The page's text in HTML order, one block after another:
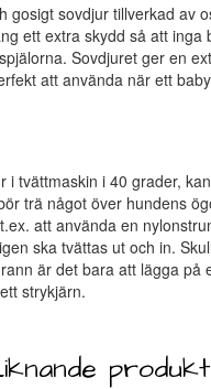
gosigt sovdjur tillverkad av
ett extra skydd så att inga
Sovdjuret ger en
att använda när ett
i tvättmaskin i 40 grader,
trä något över hundens
att använda en
ska tvättas ut och in.
är det bara att lägga på
strykjärn.